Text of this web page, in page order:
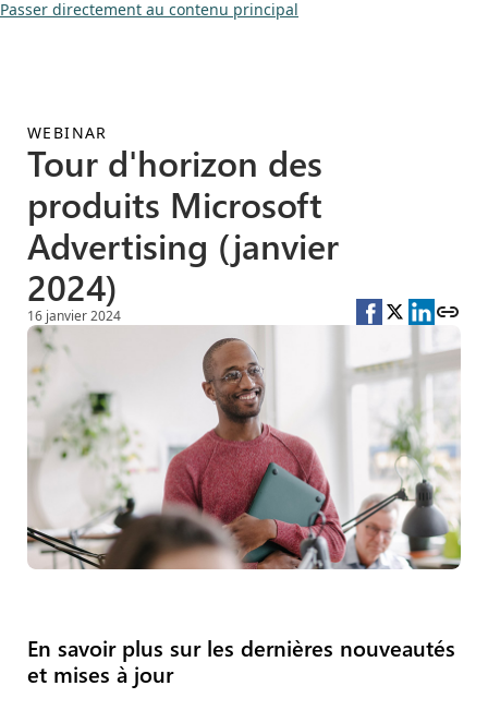
Passer directement au contenu principal
WEBINAR
Tour d'horizon des
produits Microsoft
Advertising (janvier
2024)
16 janvier 2024
En savoir plus sur les dernières nouveautés
et mises à jour